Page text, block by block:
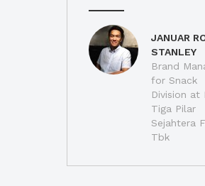
JANUAR
STANLEY
Brand
for Snack
Division at
Tiga Pilar
Sejahtera
Tbk